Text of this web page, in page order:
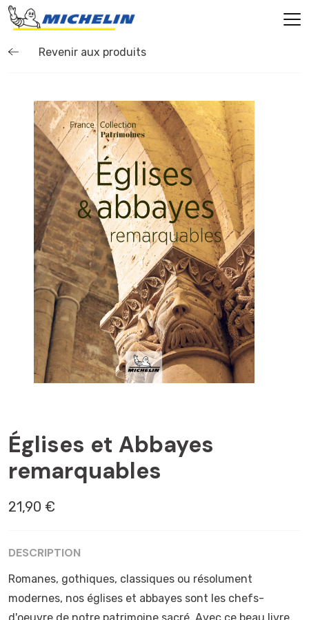
Revenir aux produits
Églises et Abbayes
remarquables
21,90 €
DESCRIPTION
Romanes, gothiques, classiques ou résolument
modernes, nos églises et abbayes sont les chefs-